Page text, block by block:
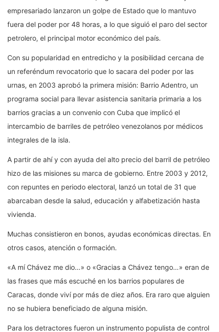
empresariado lanzaron un golpe de Estado que lo mantuvo
fuera del poder por 48 horas, a lo que siguió el paro del sector
petrolero, el principal motor económico del país.
Con su popularidad en entredicho y la posibilidad cercana de
un referéndum revocatorio que lo sacara del poder por las
urnas, en 2003 aprobó la primera misión: Barrio Adentro, un
programa social para llevar asistencia sanitaria primaria a los
barrios gracias a un convenio con Cuba que implicó el
intercambio de barriles de petróleo venezolanos por médicos
integrales de la isla.
A partir de ahí y con ayuda del alto precio del barril de petróleo
hizo de las misiones su marca de gobierno. Entre 2003 y 2012,
con repuntes en periodo electoral, lanzó un total de 31 que
abarcaban desde la salud, educación y alfabetización hasta
vivienda.
Muchas consistieron en bonos, ayudas económicas directas. En
otros casos, atención o formación.
«A mí Chávez me dio…» o «Gracias a Chávez tengo…» eran de
las frases que más escuché en los barrios populares de
Caracas, donde viví por más de diez años. Era raro que alguien
no se hubiera beneficiado de alguna misión.
Para los detractores fueron un instrumento populista de control